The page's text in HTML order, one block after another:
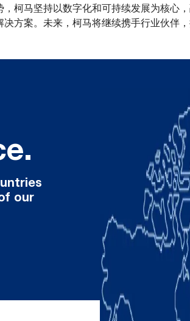
柯马坚持以数字化和可持续发展为核心
方案。未来，柯马将继续携手行业伙伴
our